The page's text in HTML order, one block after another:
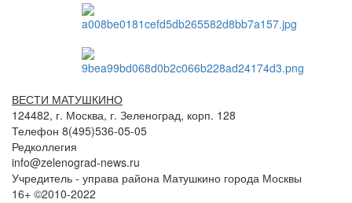
ВЕСТИ МАТУШКИНО
124482, г. Москва, г. Зеленоград, корп. 128
Телефон 8(495)536-05-05
Редколлегия
info@zelenograd-news.ru
Учредитель - управа района Матушкино города Москвы
16+ ©2010-2022